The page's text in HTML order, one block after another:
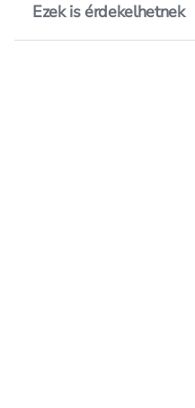
Ezek is érdekelhetnek